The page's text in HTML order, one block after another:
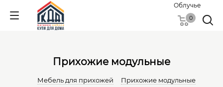
Облучье
0
Прихожие модульные
Мебель для прихожей Прихожие модульные